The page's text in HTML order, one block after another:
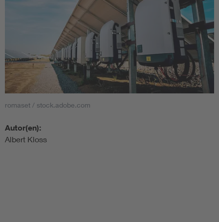
romaset / stock.adobe.com
Autor(en):
Albert Kloss